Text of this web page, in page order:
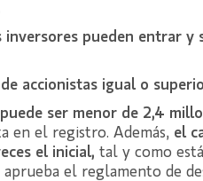
inversores pueden entrar y
accionistas igual o
ser menor de 2,4
en el registro. Además, el
el inicial, tal y como
aprueba el reglamento de